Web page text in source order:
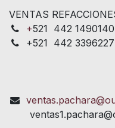
VENTAS
+521 442
+521 442